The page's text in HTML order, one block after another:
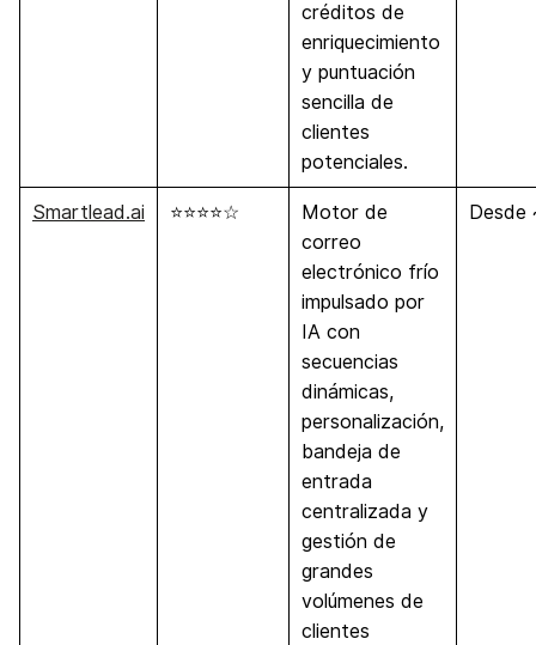
créditos de
enriquecimiento
y puntuación
sencilla de
clientes
potenciales.
Smartlead.ai ⭐⭐⭐⭐☆
Motor de
correo
electrónico frío
impulsado por
IA con
secuencias
dinámicas,
personalización,
bandeja de
entrada
centralizada y
gestión de
grandes
volúmenes de
clientes
Desde